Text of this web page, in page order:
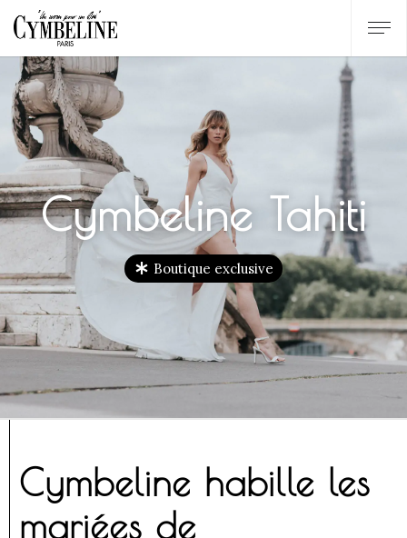
Cymbeline Tahiti
Boutique exclusive
Cymbeline habille les
mariées de